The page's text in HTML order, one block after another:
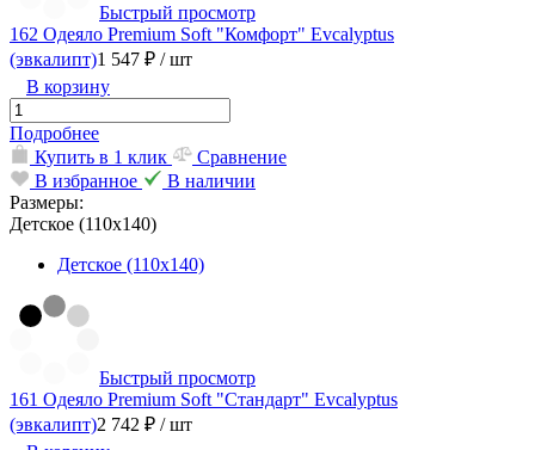
Быстрый просмотр
162 Одеяло Premium Soft "Комфорт" Evcalyptus
(эвкалипт)1 547 ₽ / шт
В корзину
Подробнее
Купить в 1 клик
Сравнение
В избранное
В наличии
Размеры:
Детское (110х140)
Детское (110х140)
Быстрый просмотр
161 Одеяло Premium Soft "Стандарт" Evcalyptus
(эвкалипт)2 742 ₽ / шт